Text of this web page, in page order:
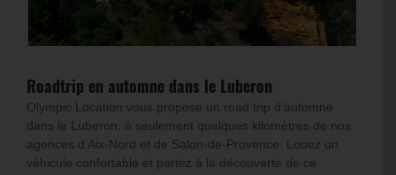
Roadtrip en automne dans le Luberon
Olympic Location vous propose un road trip d’automne
dans le Luberon, à seulement quelques kilomètres de nos
agences d’Aix-Nord et de Salon-de-Provence. Louez un
véhicule confortable et partez à la découverte de ce